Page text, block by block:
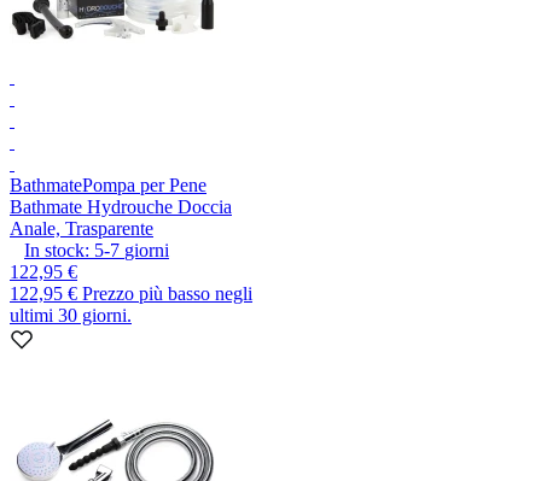
BathmatePompa per Pene
Bathmate Hydrouche Doccia
Anale, Trasparente
In stock: 5-7 giorni
122,95 €
122,95 € Prezzo più basso negli
ultimi 30 giorni.